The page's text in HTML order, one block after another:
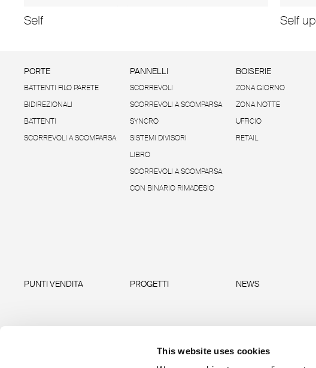
This website uses cookies
Self Self up
PORTE
BATTENTI FILO PARETE
BIDIREZIONALI
BATTENTI
SCORREVOLI A SCOMPARSA
PANNELLI
SCORREVOLI
SCORREVOLI A SCOMPARSA
SYNCRO
SISTEMI DIVISORI
LIBRO
SCORREVOLI A SCOMPARSA
CON BINARIO RIMADESIO
BOISERIE
ZONA GIORNO
ZONA NOTTE
UFFICIO
RETAIL
PUNTI VENDITA PROGETTI NEWS